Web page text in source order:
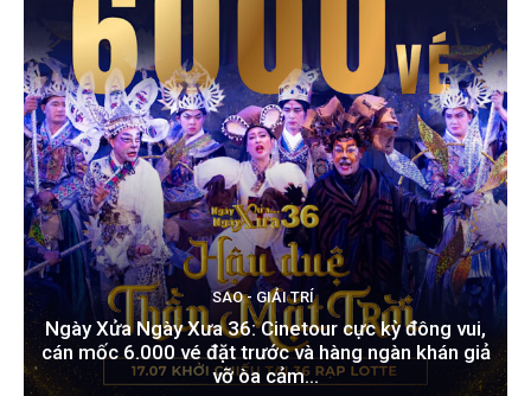
SAO - GIẢI TRÍ
Ngày Xửa Ngày Xưa 36: Cinetour cực kỳ đông vui,
cán mốc 6.000 vé đặt trước và hàng ngàn khán giả
vỡ òa cảm...